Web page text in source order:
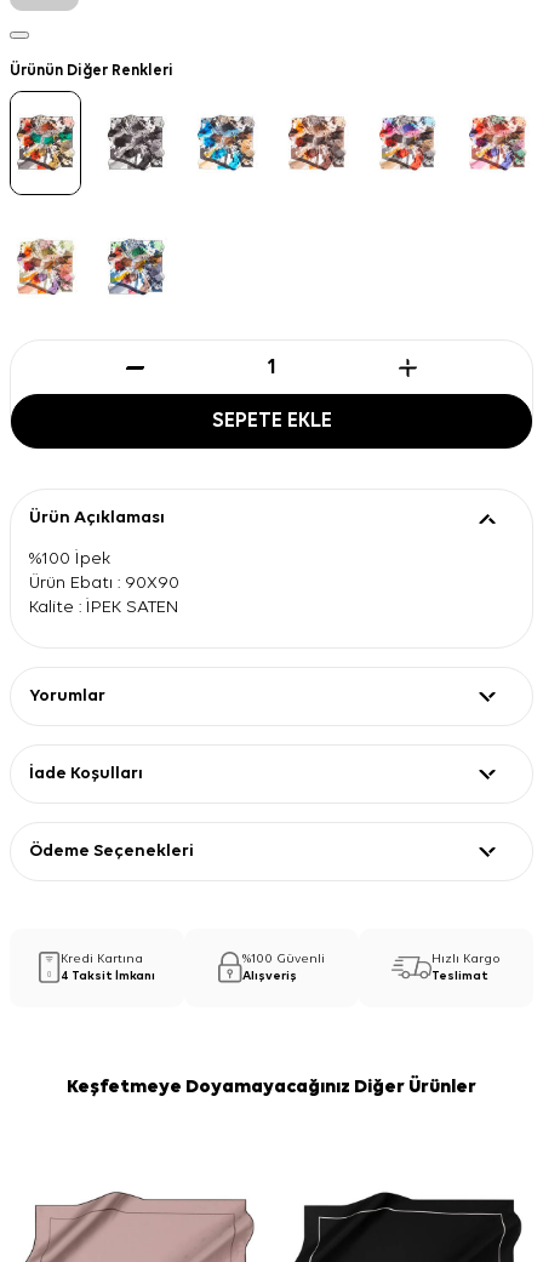
Ürünün Diğer Renkleri
SEPETE EKLE
Ürün Açıklaması
%100 İpek
Ürün Ebatı : 90X90
Kalite : İPEK SATEN
Yorumlar
İade Koşulları
Ödeme Seçenekleri
Kredi Kartına
4 Taksit İmkanı
%100 Güvenli
Alışveriş
Hızlı Kargo
Teslimat
Keşfetmeye Doyamayacağınız Diğer Ürünler